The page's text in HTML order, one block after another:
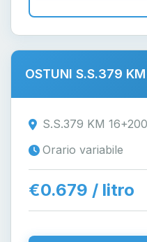
OSTUNI S.S.379
S.S.379 KM
Orario variabile
€0.679 / litro